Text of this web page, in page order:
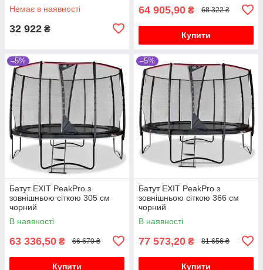
Немає в наявності
32 922 ₴
64 905,90 ₴ 68 322 ₴
Купити
–5%
Батут EXIT PeakPro з
зовнішньою сіткою 305 см
чорний
В наявності
63 336,50 ₴ 66 670 ₴
Купити
–5%
Батут EXIT PeakPro з
зовнішньою сіткою 366 см
чорний
В наявності
77 573,20 ₴ 81 656 ₴
Купити